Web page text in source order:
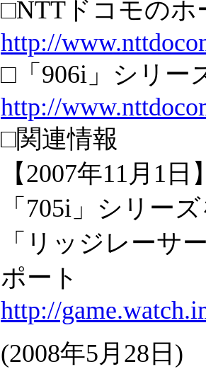
□NTTドコモのホ
http://
□「906i」シリー
http://
□関連情報
【2007年11月1
「705i」シリー
「リッジレーサ
ポート
http://
(2008年5月28日)